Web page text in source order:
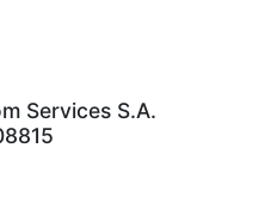
Services S.A.